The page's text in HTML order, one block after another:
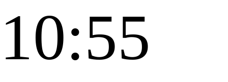
10:55